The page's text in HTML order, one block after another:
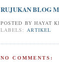
RUJUKAN BLOG
POSTED BY HAYAT
LABELS: ARTIKEL
NO COMMENTS: